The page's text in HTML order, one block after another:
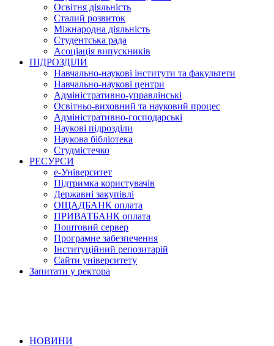
Освітня діяльність
Сталий розвиток
Міжнародна діяльність
Студентська рада
Асоціація випускників
ПІДРОЗДІЛИ
Навчально-наукові інститути та факультети
Навчально-наукові центри
Адміністративно-управлінські
Освітньо-виховний та науковий процес
Адміністративно-господарські
Наукові підрозділи
Наукова бібліотека
Студмістечко
РЕСУРСИ
е-Університет
Підтримка користувачів
Державні закупівлі
ОЩАДБАНК оплата
ПРИВАТБАНК оплата
Поштовий сервер
Програмне забезпечення
Інституційний репозитарій
Сайти університету
Запитати у ректора
НОВИНИ